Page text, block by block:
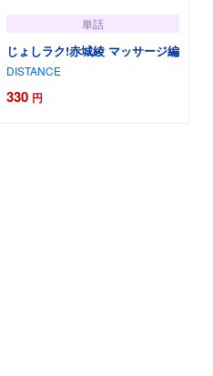
単話
じょしラク!赤城綾 マッサージ編
DISTANCE
330 円